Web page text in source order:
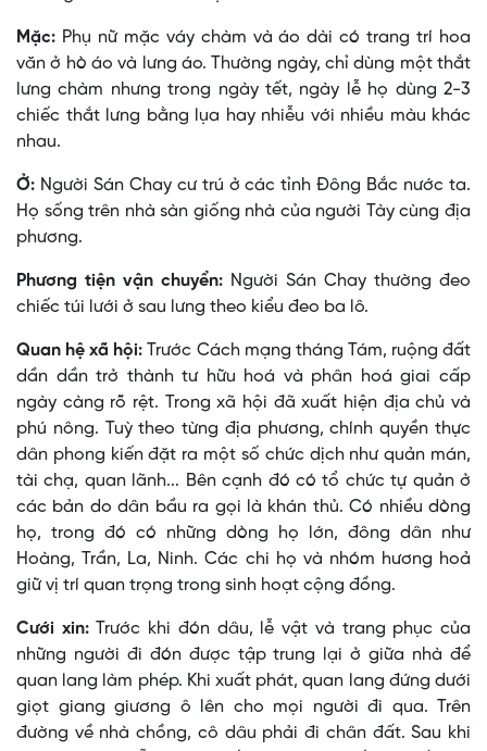
Mặc: Phụ nữ mặc váy chàm và áo dài có trang trí hoa
văn ở hò áo và lưng áo. Thường ngày, chỉ dùng một thắt
lưng chàm nhưng trong ngày tết, ngày lễ họ dùng 2-3
chiếc thắt lưng bằng lụa hay nhiễu với nhiều màu khác
nhau.
Ở: Người Sán Chay cư trú ở các tỉnh Ðông Bắc nước ta.
Họ sống trên nhà sàn giống nhà của người Tày cùng địa
phương.
Phương tiện vận chuyển: Người Sán Chay thường đeo
chiếc túi lưới ở sau lưng theo kiểu đeo ba lô.
Quan hệ xã hội: Trước Cách mạng tháng Tám, ruộng đất
dần dần trở thành tư hữu hoá và phân hoá giai cấp
ngày càng rõ rệt. Trong xã hội đã xuất hiện địa chủ và
phú nông. Tuỳ theo từng địa phương, chính quyền thực
dân phong kiến đặt ra một số chức dịch như quản mán,
tài chạ, quan lãnh... Bên cạnh đó có tổ chức tự quản ở
các bản do dân bầu ra gọi là khán thủ. Có nhiều dòng
họ, trong đó có những dòng họ lớn, đông dân như
Hoàng, Trần, La, Ninh. Các chi họ và nhóm hương hoả
giữ vị trí quan trọng trong sinh hoạt cộng đồng.
Cưới xin:Trước khi đón dâu, lễ vật và trang phục của
những người đi đón được tập trung lại ở giữa nhà để
quan lang làm phép. Khi xuất phát, quan lang đứng dưới
giọt giang giương ô lên cho mọi người đi qua. Trên
đường về nhà chồng, cô dâu phải đi chân đất. Sau khi